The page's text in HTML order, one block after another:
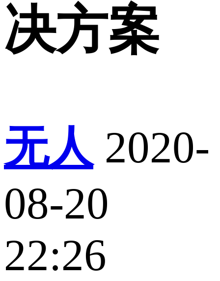
决方案
无人 2020-
08-20
22:26